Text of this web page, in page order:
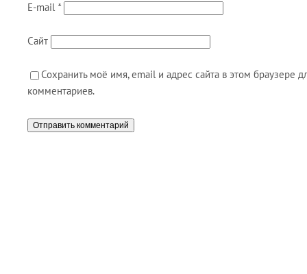
E-mail *
Сайт
Сохранить моё имя, email и адрес сайта в этом браузере
комментариев.